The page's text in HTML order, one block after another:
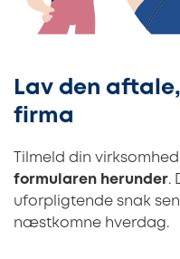
Lav den
firma
Tilmeld din
formularen herunder.
uforpligtende snak
næstkomne hverdag.